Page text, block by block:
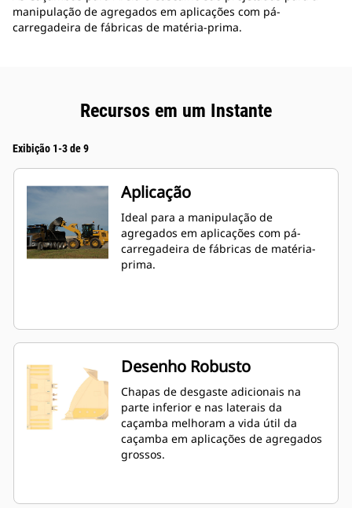
manipulação de agregados em aplicações com pá-
carregadeira de fábricas de matéria-prima.
Recursos em um Instante
Exibição 1-3 de 9
Aplicação
Ideal para a manipulação de
agregados em aplicações com pá-
carregadeira de fábricas de matéria-
prima.
Desenho Robusto
Chapas de desgaste adicionais na
parte inferior e nas laterais da
caçamba melhoram a vida útil da
caçamba em aplicações de agregados
grossos.